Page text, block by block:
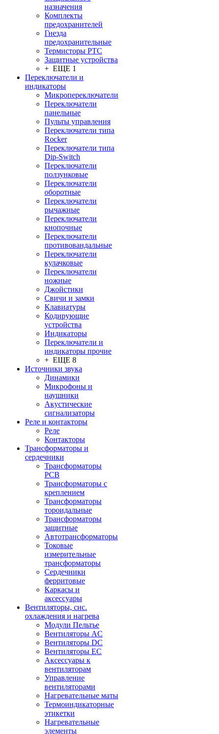
назначения
Комплекты
предохранителей
Гнезда
предохранительные
Термисторы PTC
Защитные устройства
+ ЕЩЕ 1
Переключатели и
индикаторы
Микропереключатели
Переключатели
панельные
Пульты управления
Переключатели типа
Rocker
Переключатели типа
Dip-Switch
Переключатели
ползунковые
Переключатели
оборотные
Переключатели
рычажные
Переключатели
кнопочные
Переключатели
противовандальные
Переключатели
кулачковые
Переключатели
ножные
Джойстики
Свичи и замки
Клавиатуры
Кодирующие
устройства
Индикаторы
Переключатели и
индикаторы прочие
+ ЕЩЕ 8
Источники звука
Динамики
Микрофоны и
наушники
Акустические
сигнализаторы
Реле и контакторы
Реле
Контакторы
Трансформаторы и
сердечники
Трансформаторы
PCB
Трансформаторы с
креплением
Трансформаторы
тороидальные
Трансформаторы
защитные
Автотрансформаторы
Токовые
измерительные
трансформаторы
Сердечники
ферритовые
Каркасы и
аксессуары
Вентиляторы, сис.
охлаждения и нагрева
Модули Пельтье
Вентиляторы AC
Вентиляторы DC
Вентиляторы EC
Аксессуары к
вентиляторам
Управление
вентиляторами
Нагревательные маты
Термоиндикаторные
этикетки
Нагревательные
элементы